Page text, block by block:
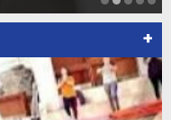
+